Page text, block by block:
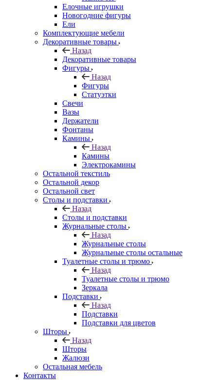
Елочные игрушки
Новогодние фигуры
Ели
Комплектующие мебели
Декоративные товары
Назад
Декоративные товары
Фигуры
Назад
Фигуры
Статуэтки
Свечи
Вазы
Держатели
Фонтаны
Камины
Назад
Камины
Электрокамины
Остальной текстиль
Остальной декор
Остальной свет
Столы и подставки
Назад
Столы и подставки
Журнальные столы
Назад
Журнальные столы
Журнальные столы остальные
Туалетные столы и трюмо
Назад
Туалетные столы и трюмо
Зеркала
Подставки
Назад
Подставки
Подставки для цветов
Шторы
Назад
Шторы
Жалюзи
Остальная мебель
Контакты